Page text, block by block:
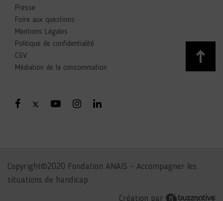
Presse
Foire aux questions
Mentions Légales
Politique de confidentialité
CGV
Médiation de la consommation
Copyright©2020 Fondation ANAIS – Accompagner les
situations de handicap
Création par